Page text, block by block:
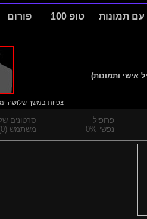
תמונות טופ 100 פורום
אישי ותמונות)
צפיות במשך שלושה
פרופיל
נפשי 0%
סרטונים
משתמש (0)